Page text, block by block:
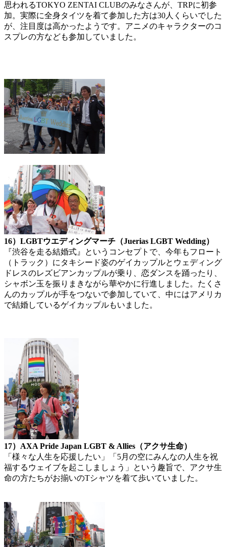
思われるTOKYO ZENTAI CLUBのみなさんが、TRPに初参
加。実際に全身タイツを着て参加した方は30人くらいでした
が、注目度は高かったようです。アニメのキャラクターのコ
スプレの方なども参加していました。
16）LGBTウエディングマーチ（Juerias LGBT Wedding）
『渋谷を走る結婚式』というコンセプトで、今年もフロート
（トラック）にタキシード姿のゲイカップルとウェディング
ドレスのレズビアンカップルが乗り、恋ダンスを踊ったり、
シャボン玉を振りまきながら華やかに行進しました。たくさ
んのカップルが手をつないで参加していて、中にはアメリカ
で結婚しているゲイカップルもいました。
17）AXA Pride Japan LGBT & Allies（アクサ生命）
「様々な人生を応援したい」「5月の空にみんなの人生を祝
福するウェイブを起こしましょう」という趣旨で、アクサ生
命の方たちがお揃いのTシャツを着て歩いていました。